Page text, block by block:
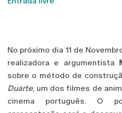
No próximo dia 11 de
realizadora e argumentista
sobre o método de
Duarte, um dos filmes de
cinema português. O